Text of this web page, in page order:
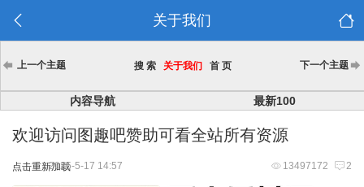
关于我们
上一个主题 搜 索 关于我们 首 页 下一个主题
内容导航 最新100
欢迎访问图趣吧赞助可看全站所有资源
点击重新加载 13497172 2
2025-5-17 14:57